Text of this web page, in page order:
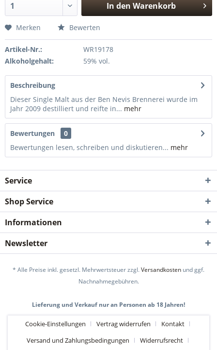
In den Warenkorb
Merken Bewerten
Artikel-Nr.:
WR19178
Alkoholgehalt:
59% vol.
Beschreibung
Dieser Single Malt aus der Ben Nevis Brennerei wurde im
Jahr 2009 destilliert und reifte in... mehr
Bewertungen
0
Bewertungen lesen, schreiben und diskutieren... mehr
Service
Shop Service
Informationen
Newsletter
* Alle Preise inkl. gesetzl. Mehrwertsteuer zzgl.Versandkosten und ggf.
Nachnahmegebühren.
Lieferung und Verkauf nur an Personen ab 18 Jahren!
Cookie-Einstellungen Vertrag widerrufen
Kontakt
Versand und Zahlungsbedingungen
Widerrufsrecht